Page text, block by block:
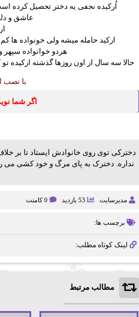
اُرکیده نجفی یه دختر تحصیل کرده
عاشق و
ارکید حامله میشه ولی خونواده ها
هردو خوانواده
حالا سه سال از اون روزها گذشته
با نصب
اگر شما
دخترکی توی روی خانوادش ایستاد تا بر
نداره. دخترک به پای مرگ و خود کشی می
مدیرسایت 53 بازدید 0 کامنت
برچسب ها:
لینک کوتاه مطلب:
مطالب مرتبط